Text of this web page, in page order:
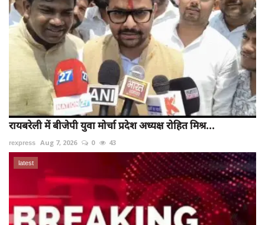
रायबरेली में बीजेपी युवा मोर्चा प्रदेश अध्यक्ष रोहित मिश्र...
rexpress Aug 7, 2026 0 43
latest